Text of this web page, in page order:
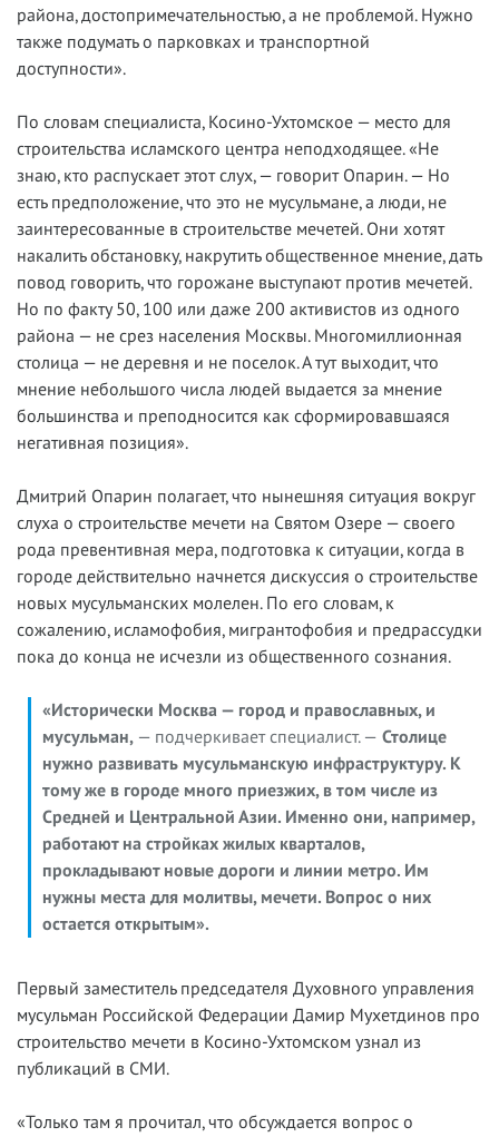
района, достопримечательностью, а не проблемой. Нужно
также подумать о парковках и транспортной
доступности».
По словам специалиста, Косино-Ухтомское — место для
строительства исламского центра неподходящее. «Не
знаю, кто распускает этот слух, — говорит Опарин. — Но
есть предположение, что это не мусульмане, а люди, не
заинтересованные в строительстве мечетей. Они хотят
накалить обстановку, накрутить общественное мнение, дать
повод говорить, что горожане выступают против мечетей.
Но по факту 50, 100 или даже 200 активистов из одного
района — не срез населения Москвы. Многомиллионная
столица — не деревня и не поселок. А тут выходит, что
мнение небольшого числа людей выдается за мнение
большинства и преподносится как сформировавшаяся
негативная позиция».
Дмитрий Опарин полагает, что нынешняя ситуация вокруг
слуха о строительстве мечети на Святом Озере — своего
рода превентивная мера, подготовка к ситуации, когда в
городе действительно начнется дискуссия о строительстве
новых мусульманских молелен. По его словам, к
сожалению, исламофобия, мигрантофобия и предрассудки
пока до конца не исчезли из общественного сознания.
«Исторически Москва — город и православных, и
мусульман, — подчеркивает специалист. — Столице
нужно развивать мусульманскую инфраструктуру. К
тому же в городе много приезжих, в том числе из
Средней и Центральной Азии. Именно они, например,
работают на стройках жилых кварталов,
прокладывают новые дороги и линии метро. Им
нужны места для молитвы, мечети. Вопрос о них
остается открытым».
Первый заместитель председателя Духовного управления
мусульман Российской Федерации Дамир Мухетдинов про
строительство мечети в Косино-Ухтомском узнал из
публикаций в СМИ.
«Только там я прочитал, что обсуждается вопрос о